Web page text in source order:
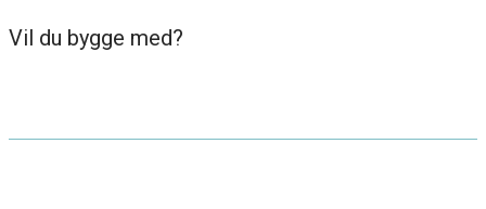
Vil du bygge med?